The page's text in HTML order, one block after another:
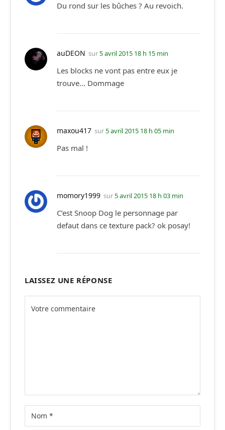
Du rond sur les bûches ? Au revoich.
auDEON sur5 avril 2015 18 h 15 min
Les blocks ne vont pas entre eux je
trouve… Dommage
maxou417 sur5 avril 2015 18 h 05 min
Pas mal !
momory1999 sur5 avril 2015 18 h 03 min
C’est Snoop Dog le personnage par
defaut dans ce texture pack? ok posay!
LAISSEZ UNE RÉPONSE